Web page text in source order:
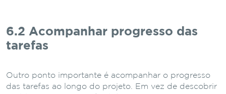
6.2 Acompanhar progresso das
tarefas
Outro ponto importante é acompanhar o progresso
das tarefas ao longo do projeto. Em vez de descobrir